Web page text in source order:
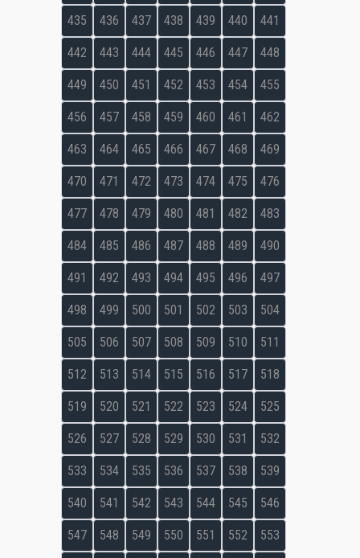
435 436 437 438 439 440 441
442 443 444 445 446 447 448
449 450 451 452 453 454 455
456 457 458 459 460 461 462
463 464 465 466 467 468 469
470 471 472 473 474 475 476
477 478 479 480 481 482 483
484 485 486 487 488 489 490
491 492 493 494 495 496 497
498 499 500 501 502 503 504
505 506 507 508 509 510 511
512 513 514 515 516 517 518
519 520 521 522 523 524 525
526 527 528 529 530 531 532
533 534 535 536 537 538 539
540 541 542 543 544 545 546
547 548 549 550 551 552 553